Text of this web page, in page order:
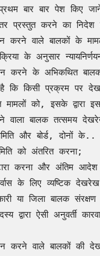
बार बार पेश किए
प्रस्तुत करने का निदेश
करने वाले बालकों के
के अनुसार
करने के अभिकथित
कि किसी प्रक्रम पर
को, इसके द्वारा
वाला बालक तत्समय
और बोर्ड, दोनों के..
को अंतरित करना;
करना और अंतिम आदेश
के लिए व्यष्टिक
या जिला बालक
द्वारा ऐसी अनुवर्ती
करने वाले बालकों की